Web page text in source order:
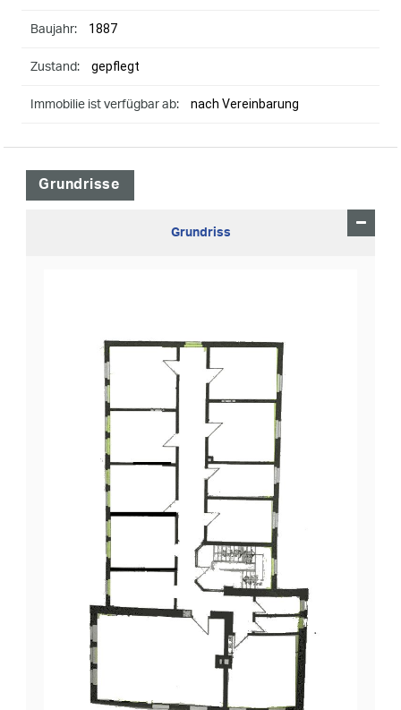
Baujahr: 1887
Zustand: gepflegt
Immobilie ist verfügbar ab: nach Vereinbarung
Grundrisse
Grundriss